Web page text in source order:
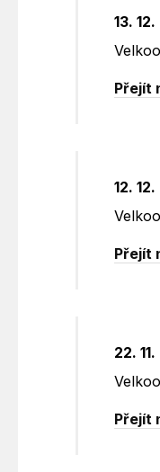
13.
Přejít
12.
Přejít
22.
Přejít